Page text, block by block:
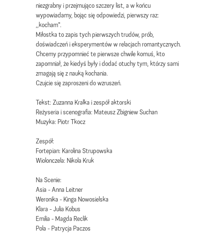
niezgrabny i przejmująco szczery list, a w końcu
wypowiadamy, bojąc się odpowiedzi, pierwszy raz:
,,kocham".
Miłostka to zapis tych pierwszych trudów, prób,
doświadczeń i eksperymentów w relacjach romantycznych.
Chcemy przypomnieć te pierwsze chwile komuś, kto
zapomniał, że kiedyś były i dodać otuchy tym, którzy sami
zmagają się z nauką kochania.
Czujcie się zaproszeni do wzruszeń.
Tekst: Zuzanna Kralka i zespół aktorski
Reżyseria i scenografia: Mateusz Zbigniew Suchan
Muzyka: Piotr Tkocz
Zespół:
Fortepian: Karolina Strupowska
Wiolonczela: Nikola Kruk
Na Scenie:
Asia - Anna Leitner
Weronika - Kinga Nowosielska
Klara - Julia Kobus
Emilia - Magda Reclik
Pola - Patrycja Paczos